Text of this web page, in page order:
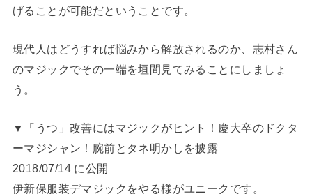
げることが可能だということです。
現代人はどうすれば悩みから解放されるのか、志村さん
のマジックでその一端を垣間見てみることにしましょ
う。
▼「うつ」改善にはマジックがヒント！慶大卒のドクタ
ーマジシャン！腕前とタネ明かしを披露
2018/07/14 に公開
伊新保服装デマジックをやる様がユニークです。